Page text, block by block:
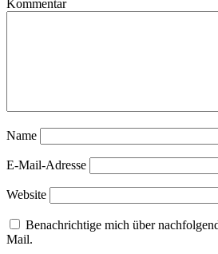
Kommentar
Name
E-Mail-Adresse
Website
Benachrichtige mich über
Mail.